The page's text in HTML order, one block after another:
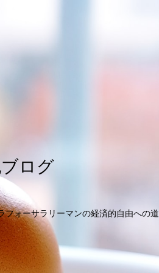
ログ
ォーサラリーマンの経済的自由への道